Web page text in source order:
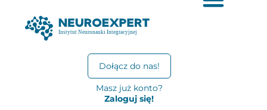
Dołącz do nas!
Masz już konto?
Zaloguj się!